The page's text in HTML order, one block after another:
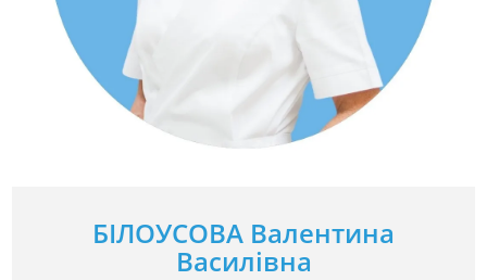
БІЛОУСОВА Валентина
Василівна